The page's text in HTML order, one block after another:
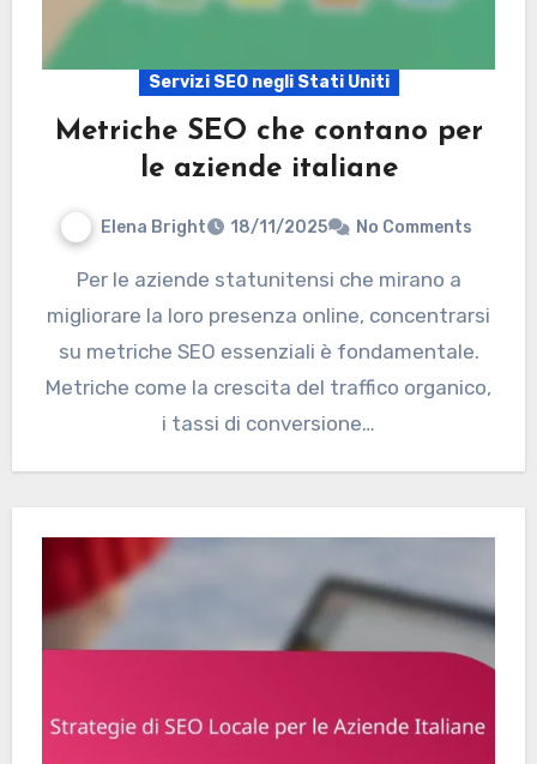
Servizi SEO negli Stati Uniti
Metriche SEO che contano per
le aziende italiane
Elena Bright 18/11/2025 No Comments
Per le aziende statunitensi che mirano a
migliorare la loro presenza online, concentrarsi
su metriche SEO essenziali è fondamentale.
Metriche come la crescita del traffico organico,
i tassi di conversione…